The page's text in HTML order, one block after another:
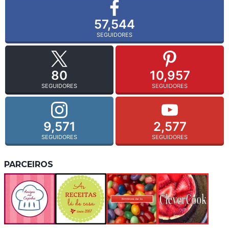
57,544
SEGUIDORES
80
SEGUIDORES
10,957
SEGUIDORES
9,571
SEGUIDORES
2,577
SEGUIDORES
PARCEIROS